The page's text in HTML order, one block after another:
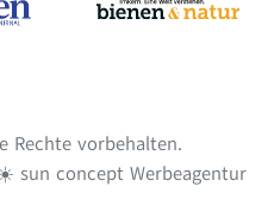
Rechte vorbehalten.
sun concept Werbeagentur